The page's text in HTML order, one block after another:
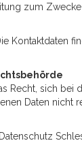
zum
Kontaktdaten
Recht, sich
Daten nicht